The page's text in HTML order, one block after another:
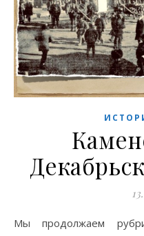
Мы продолжаем рубрику, посвященную истории